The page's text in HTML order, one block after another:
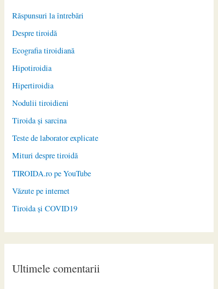
Răspunsuri la întrebări
Despre tiroidă
Ecografia tiroidiană
Hipotiroidia
Hipertiroidia
Nodulii tiroidieni
Tiroida și sarcina
Teste de laborator explicate
Mituri despre tiroidă
TIROIDA.ro pe YouTube
Văzute pe internet
Tiroida și COVID19
Ultimele comentarii